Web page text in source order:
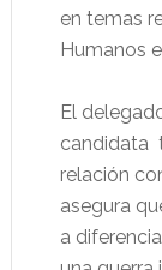
en temas
Humanos
El
candidata
relación
asegura
a